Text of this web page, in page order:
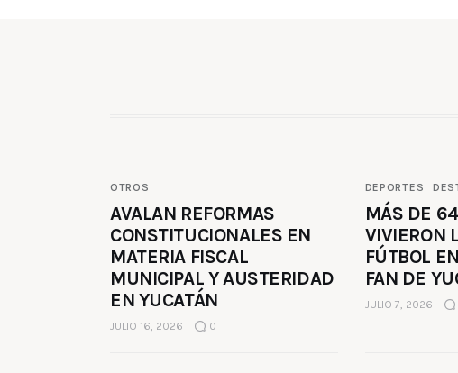
OTROS
AVALAN REFORMAS
CONSTITUCIONALES EN
MATERIA FISCAL
MUNICIPAL Y AUSTERIDAD
EN YUCATÁN
JULIO 16, 2026 0
DEPORTES
MÁS DE
VIVIERON
FÚTBOL
FAN DE
JULIO 7, 2026